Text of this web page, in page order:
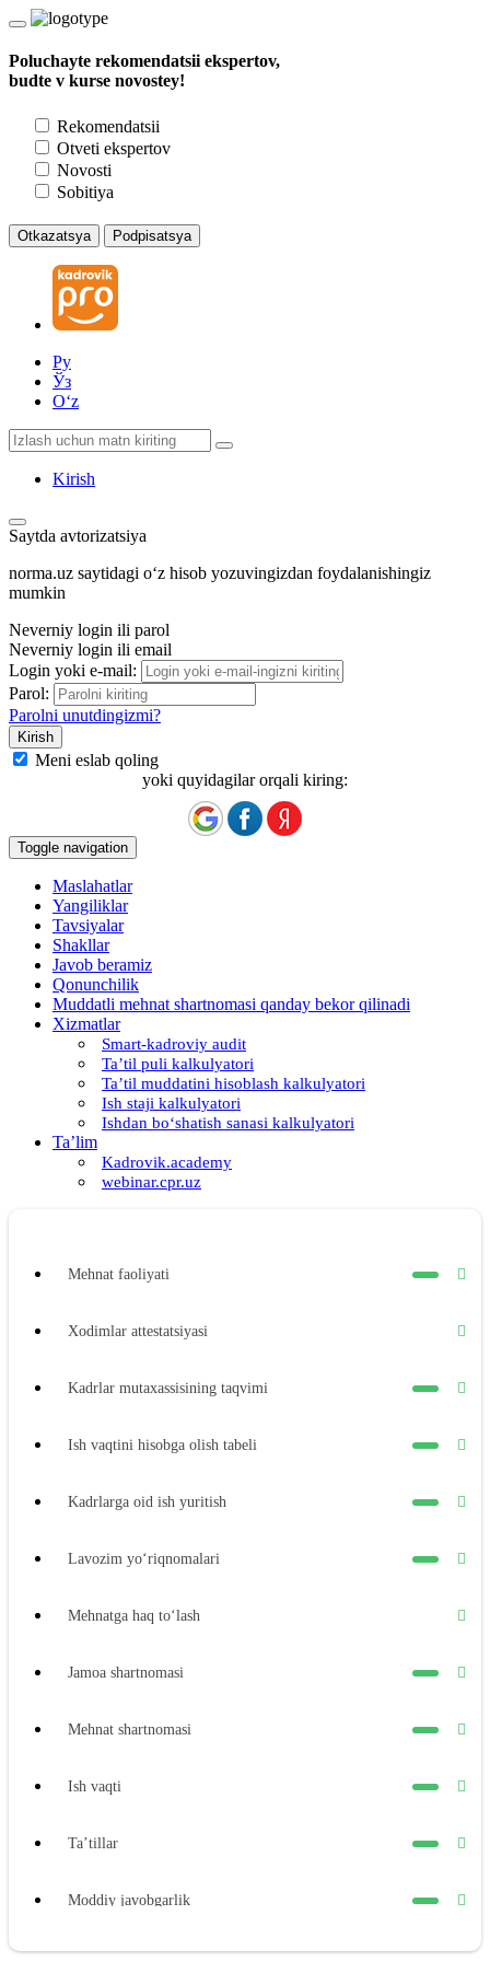
Poluchayte rekomendatsii ekspertov,
budte v kurse novostey!
Rekomendatsii
Otveti ekspertov
Novosti
Sobitiya
Otkazatsya Podpisatsya
Ру
Ўз
Oʻz
Kirish
Saytda avtorizatsiya
norma.uz saytidagi oʻz hisob yozuvingizdan foydalanishingiz
mumkin
Neverniy login ili parol
Neverniy login ili email
Login yoki e-mail:
Parol:
Parolni unutdingizmi?
Meni eslab qoling
yoki quyidagilar orqali kiring:
Toggle navigation
Maslahatlar
Yangiliklar
Tavsiyalar
Shakllar
Javob beramiz
Qonunchilik
Muddatli mehnat shartnomasi qanday bekor qilinadi
Xizmatlar
Smart-kadroviy audit
Ta’til puli kalkulyatori
Ta’til muddatini hisoblash kalkulyatori
Ish staji kalkulyatori
Ishdan boʻshatish sanasi kalkulyatori
Ta’lim
Kadrovik.academy
webinar.cpr.uz
Mehnat faoliyati
Xodimlar attestatsiyasi
Kadrlar mutaхassisining taqvimi
Ish vaqtini hisobga olish tabeli
Kadrlarga oid ish yuritish
Lavozim yoʻriqnomalari
Mehnatga haq toʻlash
Jamoa shartnomasi
Mehnat shartnomasi
Ish vaqti
Ta’tillar
Moddiy javobgarlik
Xodimning moddiy javobgarligi